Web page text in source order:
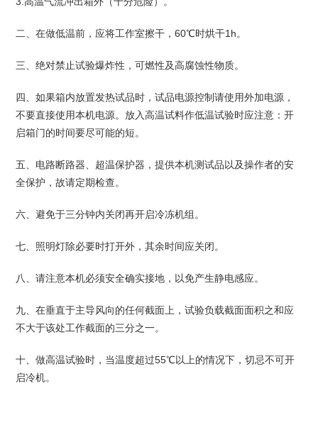
二、在做低温前，应将工作室擦干，60℃时烘干1h。
三、绝对禁止试验爆炸性，可燃性及高腐蚀性物质。
四、如果箱内放置发热试品时，试品电源控制请使用外加电源，
不要直接使用本机电源。放入高温试料作低温试验时应注意：开
启箱门的时间要尽可能的短。
五、电路断路器、超温保护器，提供本机测试品以及操作者的安
全保护，故请定期检查。
六、避免于三分钟内关闭再开启冷冻机组。
七、照明灯除必要时打开外，其余时间应关闭。
八、请注意本机必须安全确实接地，以免产生静电感应。
九、在垂直于主导风向的任何截面上，试验负载截面面积之和应
不大于该处工作截面的三分之一。
十、做高温试验时，当温度超过55℃以上的情况下，切忌不可开
启冷机。